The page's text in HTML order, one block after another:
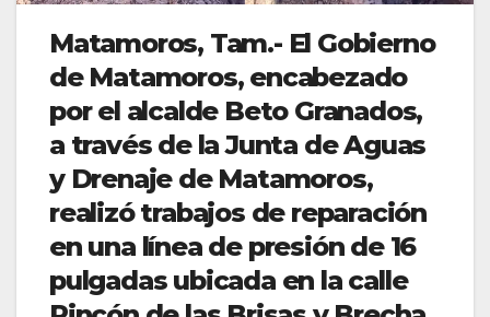
Matamoros, Tam.- El Gobierno
de Matamoros, encabezado
por el alcalde Beto Granados,
a través de la Junta de Aguas
y Drenaje de Matamoros,
realizó trabajos de reparación
en una línea de presión de 16
pulgadas ubicada en la calle